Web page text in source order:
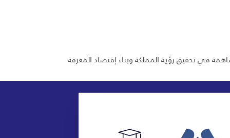
في تحقيق رؤية المملكة وبناء إقتصاد المعرفة